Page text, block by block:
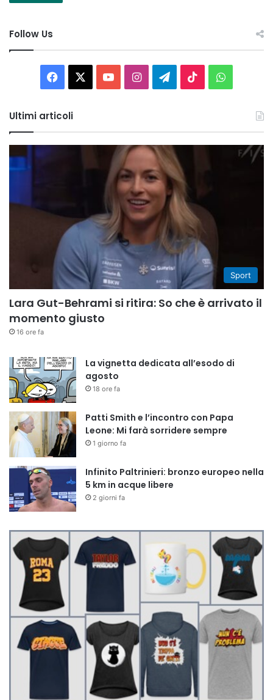
Follow Us
Facebook You InstagramTelegram
TikTok
Ultimi articoli
Sport
Lara Gut-Behrami si ritira: So che è arrivato il
momento giusto
16 ore fa
La vignetta dedicata all’esodo di
agosto
18 ore fa
Patti Smith e l’incontro con Papa
Leone: Mi farà sorridere sempre
1 giorno fa
Infinito Paltrinieri: bronzo europeo nella
5 km in acque libere
2 giorni fa